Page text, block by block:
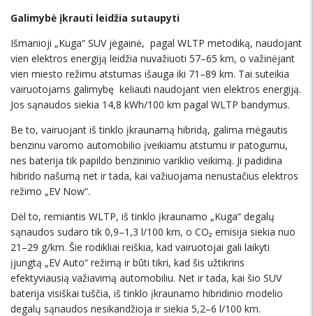
Galimybė įkrauti leidžia sutaupyti
Išmanioji „Kuga“ SUV jėgainė, pagal WLTP metodiką, naudojant
vien elektros energiją leidžia nuvažiuoti 57–65 km, o važinėjant
vien miesto režimu atstumas išauga iki 71–89 km. Tai suteikia
vairuotojams galimybę keliauti naudojant vien elektros energiją.
Jos sąnaudos siekia 14,8 kWh/100 km pagal WLTP bandymus.
Be to, vairuojant iš tinklo įkraunamą hibridą, galima mėgautis
benzinu varomo automobilio įveikiamu atstumu ir patogumu,
nes baterija tik papildo benzininio variklio veikimą. Ji padidina
hibrido našumą net ir tada, kai važiuojama nenustačius elektros
režimo „EV Now“.
Dėl to, remiantis WLTP, iš tinklo įkraunamo „Kuga“ degalų
sąnaudos sudaro tik 0,9–1,3 l/100 km, o CO₂ emisija siekia nuo
21–29 g/km. Šie rodikliai reiškia, kad vairuotojai gali laikyti
įjungtą „EV Auto“ režimą ir būti tikri, kad šis užtikrins
efektyviausią važiavimą automobiliu. Net ir tada, kai šio SUV
baterija visiškai tuščia, iš tinklo įkraunamo hibridinio modelio
degalų sąnaudos nesikandžioja ir siekia 5,2–6 l/100 km.